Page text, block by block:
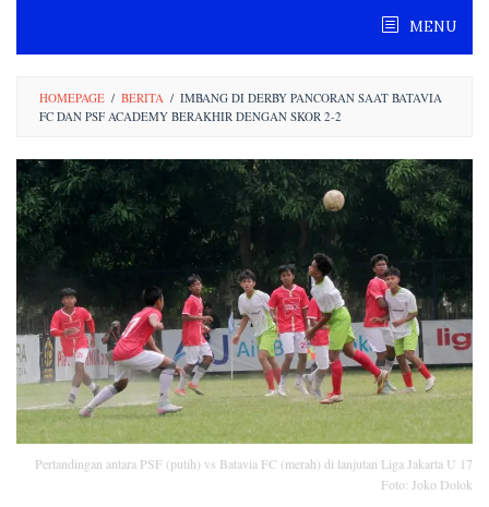
content
MENU
HOMEPAGE / BERITA / IMBANG DI DERBY PANCORAN SAAT BATAVIA
FC DAN PSF ACADEMY BERAKHIR DENGAN SKOR 2-2
Pertandingan antara PSF (putih) vs Batavia FC (merah) di lanjutan Liga Jakarta U 17
Foto: Joko Dolok